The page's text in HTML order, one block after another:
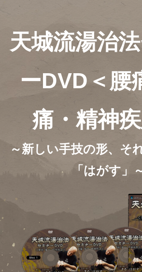
天城流湯治
ーDVD＜腰
痛・精神
～新しい手技の形、そ
「はがす」